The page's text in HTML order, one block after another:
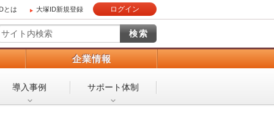
とは 大塚ID新規登録 ログイン
企業情報
導入事例 サポート体制